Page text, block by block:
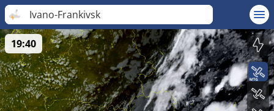
Ivano-Frankivsk
19:40